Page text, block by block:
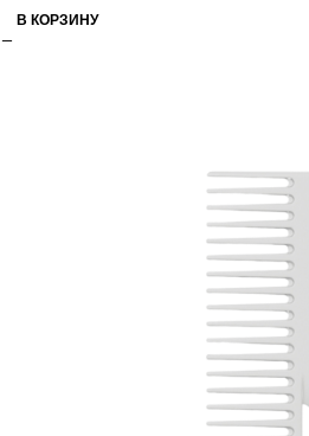
В КОРЗИНУ